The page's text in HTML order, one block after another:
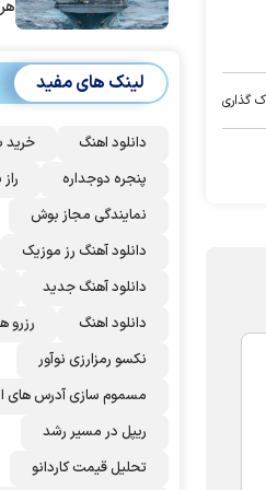
گذاری
لینک های مفید
دانلود اهنگ
خرید
پنجره دوجداره
نمایندگی مجاز بوش
دانلود آهنگ رز‌ موزیک
دانلود آهنگ جدید
دانلود اهنگ
رزرو
نکسو رمزارزی نوآور
مسموم سازی آدرس های
ریپل در مسیر رشد
تحلیل قیمت کاردانو